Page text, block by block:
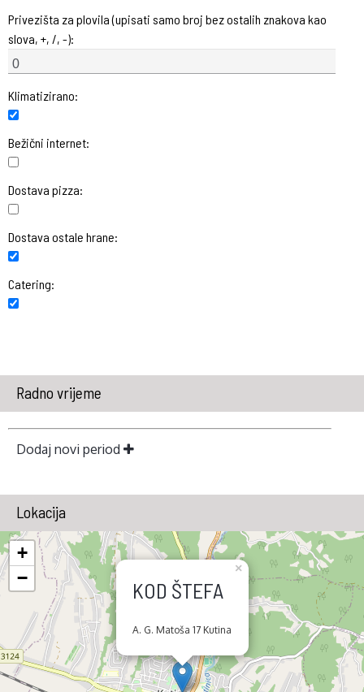
Privezišta za plovila (upisati samo broj bez ostalih znakova kao
slova, +, /, -):
Klimatizirano:
Bežični internet:
Dostava pizza:
Dostava ostale hrane:
Catering:
Radno vrijeme
Dodaj novi period
Lokacija
KOD ŠTEFA
A. G. Matoša 17 Kutina
×
+
−